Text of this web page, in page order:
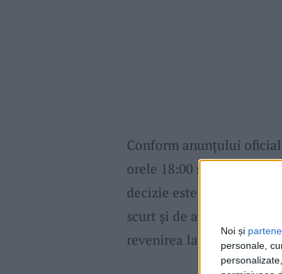
Noi și
personale,
Conform anunțului
orele 18:00 și 22:00.
decizie este una
scurt și de a asigura
revenirea la un nivel